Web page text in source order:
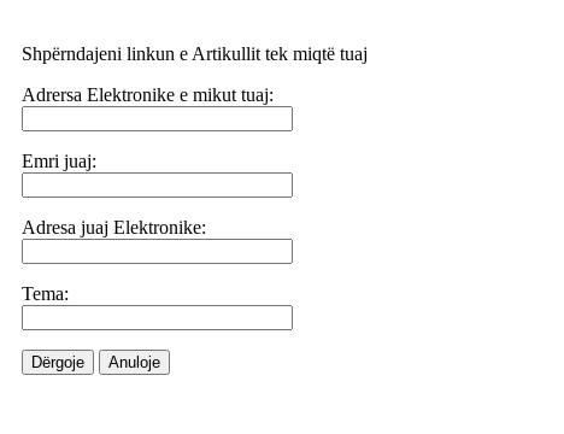
Shpërndajeni linkun e Artikullit tek miqtë tuaj
Adrersa Elektronike e mikut tuaj:
Emri juaj:
Adresa juaj Elektronike:
Tema:
Dërgoje Anuloje